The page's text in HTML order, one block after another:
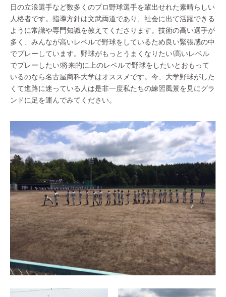
日の立浪選手など数多くのプロ野球選手を輩出せれた素晴らしい
人格者です。指導方針は文武両道であり、社会に出て活躍できる
ように常識や専門知識を教えてくださります。技術の高い選手が
多く、みんなが高いレベルで野球をしているため良い緊張感の中
でプレーしています。野球がもっとうまくなりたい!高いレベル
でプレーしたい!将来的に上のレベルで野球をしたいとおもって
いるのなら名古屋商科大学はオススメです。今、大学野球がした
くて進路に迷っている人は是非一度私たちの練習風景を見にグラ
ンドに足を運んでみてください。